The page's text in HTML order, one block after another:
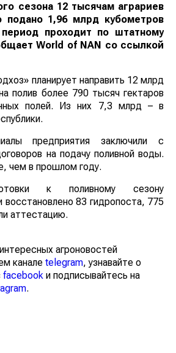
сезона 12 тысячам аграриев
подано 1,96 млрд кубометров
проходит по штатному
World of NAN со ссылкой
планирует направить 12 млрд
полив более 790 тысяч гектаров
полей. Из них 7,3 млрд – в
предприятия заключили с
на подачу поливной воды.
чем в прошлом году.
к поливному сезону
восстановлено 83 гидропоста, 775
аттестацию.
агроновостей
канале telegram, узнавайте о
facebook и подписывайтесь на
.